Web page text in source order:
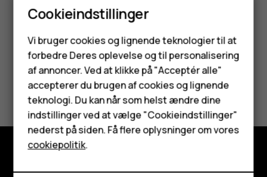
Smartphones
Feature-telefoner
Tilbehør
HMD Terra M
Tablets
Min konto
Synes du, dette var nyttigt?
Ja Nej
Udforsk
Cookieindstillinger
Vi bruger cookies og lignende teknologier til at
forbedre Deres oplevelse og til personalisering
af annoncer. Ved at klikke på "Acceptér alle"
accepterer du brugen af cookies og lignende
teknologi. Du kan når som helst ændre dine
indstillinger ved at vælge "Cookieindstillinger"
nederst på siden. Få flere oplysninger om vores
cookiepolitik.